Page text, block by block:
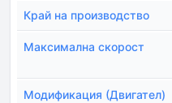
Край на производство
Максимална скорост
Модификация (Двигател)